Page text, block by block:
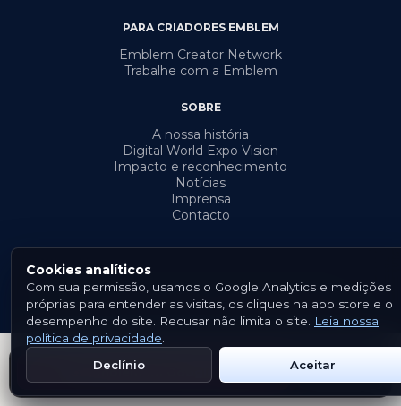
PARA CRIADORES EMBLEM
Emblem Creator Network
Trabalhe com a Emblem
SOBRE
A nossa história
Digital World Expo Vision
Impacto e reconhecimento
Notícias
Imprensa
Contacto
© {ano} Emblem. Todos os direitos reservados.
Termos e Condições Política de PrivacidadeCookies
Get Emblem on Google Play App Store
Cookies analíticos
Com sua permissão, usamos o Google Analytics e medições
próprias para entender as visitas, os cliques na app store e o
desempenho do site. Recusar não limita o site.
Leia nossa
política de privacidade
Declínio
Aceitar